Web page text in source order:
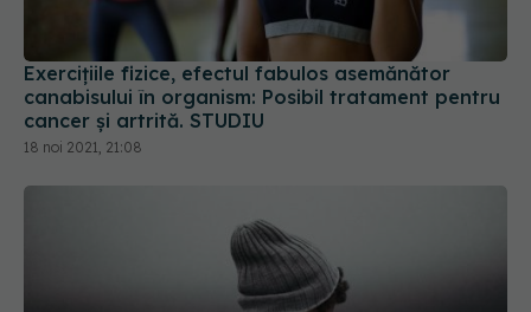
Exercițiile fizice, efectul fabulos asemănător
canabisului în organism: Posibil tratament pentru
cancer și artrită. STUDIU
18 noi 2021, 21:08